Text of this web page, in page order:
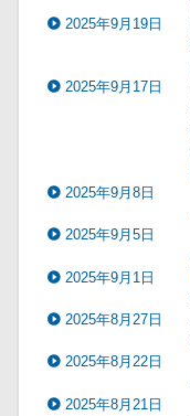
2025年9月19日
2025年9月17日
2025年9月8日
2025年9月5日
2025年9月1日
2025年8月27日
2025年8月22日
2025年8月21日